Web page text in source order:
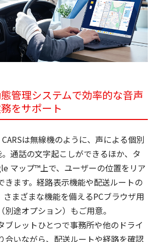
管理システムで効率的な音声
をサポート
CARSは無線機のように、声による個別
通話の文字起こしができるほか、タ
マップ™上で、ユーザーの位置をリア
きます。経路表示機能や配送ルートの
まざまな機能を備えるPCブラウザ用
途オプション）もご用意。
ブレットひとつで事務所や他のドライ
合いながら、配送ルートや経路を確認